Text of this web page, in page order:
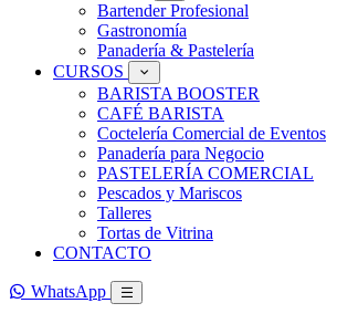
Bartender Profesional
Gastronomía
Panadería & Pastelería
CURSOS
BARISTA BOOSTER
CAFÉ BARISTA
Coctelería Comercial de Eventos
Panadería para Negocio
PASTELERÍA COMERCIAL
Pescados y Mariscos
Talleres
Tortas de Vitrina
CONTACTO
WhatsApp